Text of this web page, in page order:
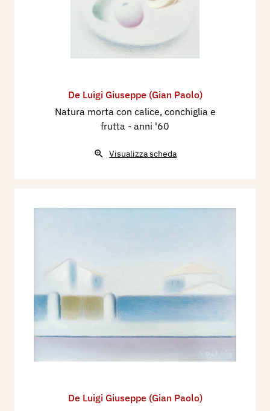
De Luigi Giuseppe (Gian Paolo)
Natura morta con calice, conchiglia e
frutta - anni '60
Visualizza scheda
De Luigi Giuseppe (Gian Paolo)